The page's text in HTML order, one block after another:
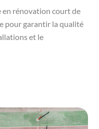
en rénovation court de
pour garantir la qualité
et le